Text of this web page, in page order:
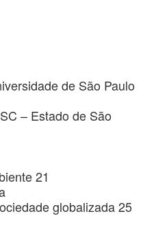
de São Paulo
– Estado de São
21
globalizada 25